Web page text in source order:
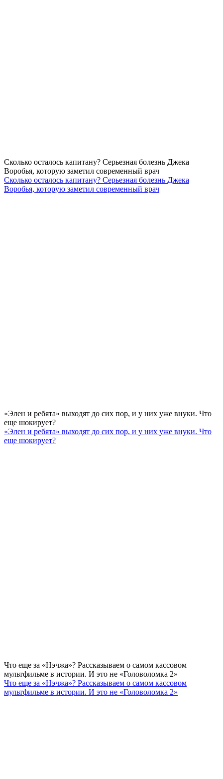
Сколько осталось капитану? Серьезная болезнь Джека
Воробья, которую заметил современный врач
Сколько осталось капитану? Серьезная болезнь Джека
Воробья, которую заметил современный врач
«Элен и ребята» выходят до сих пор, и у них уже внуки. Что
еще шокирует?
«Элен и ребята» выходят до сих пор, и у них уже внуки. Что
еще шокирует?
Что еще за «Нэчжа»? Рассказываем о самом кассовом
мультфильме в истории. И это не «Головоломка 2»
Что еще за «Нэчжа»? Рассказываем о самом кассовом
мультфильме в истории. И это не «Головоломка 2»